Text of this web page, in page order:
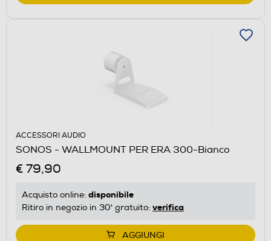
ACCESSORI AUDIO
SONOS - WALLMOUNT PER ERA 300-Bianco
€ 79,90
Acquisto online: disponibile
Ritiro in negozio in 30' gratuito: verifica
AGGIUNGI